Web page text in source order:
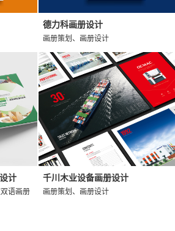
德力科画册设计
画册策划、画册设计
计
语画册
千川木业设备画册设计
画册策划、画册设计